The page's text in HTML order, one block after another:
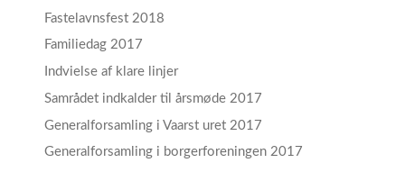
Fastelavnsfest 2018
Familiedag 2017
Indvielse af klare linjer
Samrådet indkalder til årsmøde 2017
Generalforsamling i Vaarst uret 2017
Generalforsamling i borgerforeningen 2017